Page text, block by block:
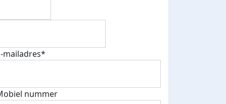
E-mails verstuurd
fondsenwerver
mailadres*
nummer